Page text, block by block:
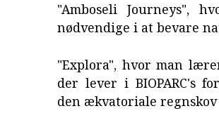
"Amboseli Journeys",
nødvendige i at bevare
"Explora", hvor man
der lever i BIOPARC's
den ækvatoriale regnskov